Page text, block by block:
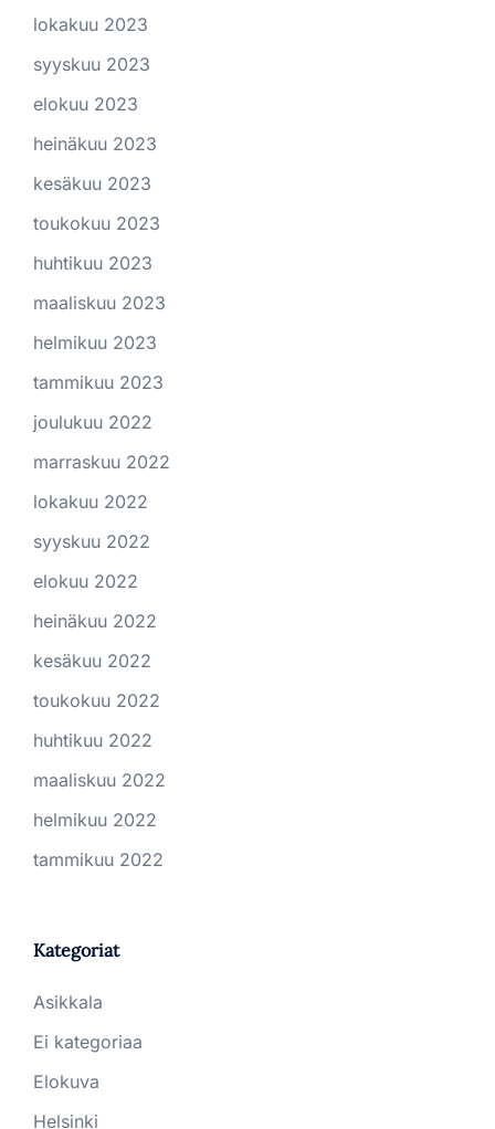
lokakuu 2023
syyskuu 2023
elokuu 2023
heinäkuu 2023
kesäkuu 2023
toukokuu 2023
huhtikuu 2023
maaliskuu 2023
helmikuu 2023
tammikuu 2023
joulukuu 2022
marraskuu 2022
lokakuu 2022
syyskuu 2022
elokuu 2022
heinäkuu 2022
kesäkuu 2022
toukokuu 2022
huhtikuu 2022
maaliskuu 2022
helmikuu 2022
tammikuu 2022
Kategoriat
Asikkala
Ei kategoriaa
Elokuva
Helsinki